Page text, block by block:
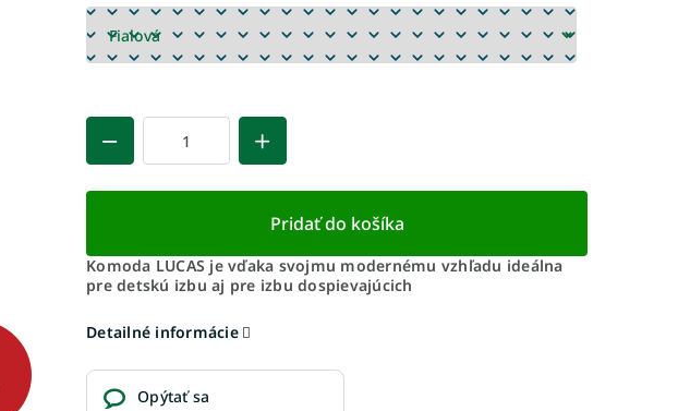
Pridať do košíka
Komoda LUCAS je vďaka svojmu modernému vzhľadu ideálna
pre detskú izbu aj pre izbu dospievajúcich
Detailné informácie
Opýtať sa